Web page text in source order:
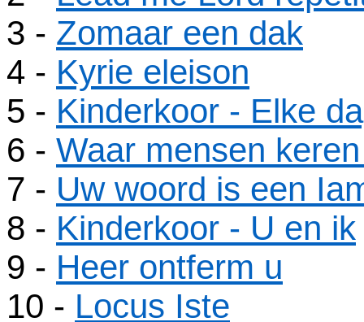
3 - Zomaar een dak
4 - Kyrie eleison
5 - Kinderkoor - Elke
6 - Waar mensen
7 - Uw woord is een
8 - Kinderkoor - U en ik
9 - Heer ontferm u
10 - Locus Iste